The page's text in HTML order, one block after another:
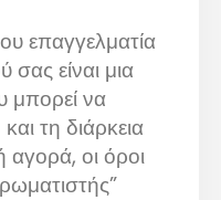
επαγγελματία
σας είναι μια
μπορεί να
τη διάρκεια
αγορά, οι όροι